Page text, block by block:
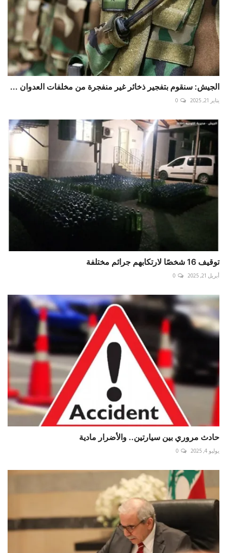
الجيش: سنقوم بتفجير ذخائر غير منفجرة من مخلفات العدوان ...
يناير 21, 2025 0
توقيف 16 شخصًا لارتكابهم جرائم مختلفة
أبريل 21, 2025 0
حادث مروري بين سيارتين.. والأضرار مادية
يوليو 4, 2025 0